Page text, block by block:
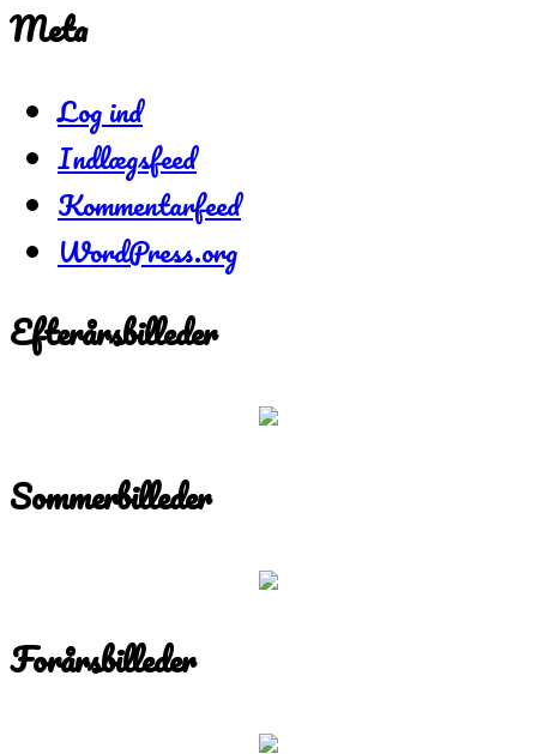
Meta
Log ind
Indlægsfeed
Kommentarfeed
WordPress.org
Efterårsbilleder
Sommerbilleder
Forårsbilleder